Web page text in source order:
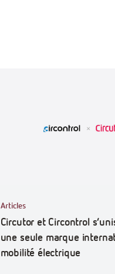
Articles
Circutor et Circontrol
une seule marque
mobilité électrique